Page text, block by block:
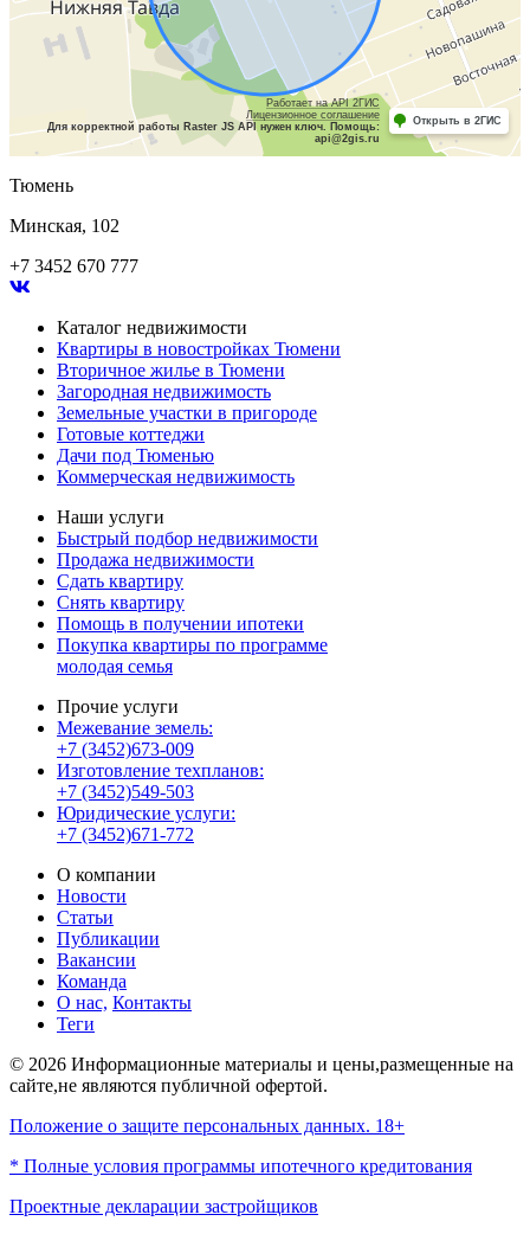
Работает на API 2ГИС
Лицензионное соглашение
Для корректной работы Raster JS API нужен ключ. Помощь:
api@2gis.ru
Открыть в 2ГИС
Тюмень
Минская, 102
+7 3452 670 777
Каталог недвижимости
Квартиры в новостройках Тюмени
Вторичное жилье в Тюмени
Загородная недвижимость
Земельные участки в пригороде
Готовые коттеджи
Дачи под Тюменью
Коммерческая недвижимость
Наши услуги
Быстрый подбор недвижимости
Продажа недвижимости
Сдать квартиру
Снять квартиру
Помощь в получении ипотеки
Покупка квартиры по программе
молодая семья
Прочие услуги
Межевание земель:
+7 (3452)673-009
Изготовление техпланов:
+7 (3452)549-503
Юридические услуги:
+7 (3452)671-772
О компании
Новости
Статьи
Публикации
Вакансии
Команда
О нас, Контакты
Теги
© 2026 Информационные материалы и цены,размещенные на
сайте,не являются публичной офертой.
Положение о защите персональных данных. 18+
* Полные условия программы ипотечного кредитования
Проектные декларации застройщиков